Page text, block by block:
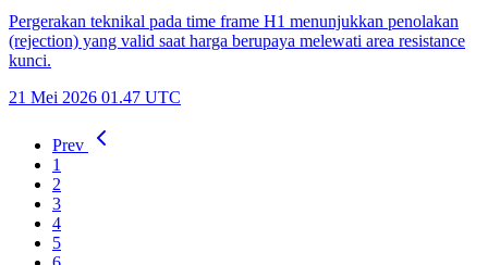
Pergerakan teknikal pada time frame H1 menunjukkan penolakan
(rejection) yang valid saat harga berupaya melewati area resistance
kunci.
21 Mei 2026 01.47 UTC
Prev
1
2
3
4
5